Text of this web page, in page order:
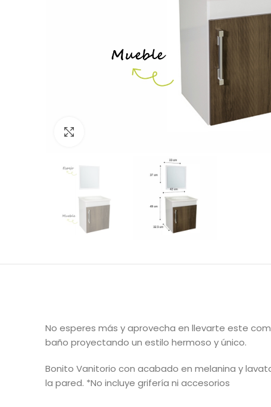
No esperes más y aprovecha en llevarte este
baño proyectando un estilo hermoso y único.
Bonito Vanitorio con acabado en melanina y
la pared. *No incluye grifería ni accesorios